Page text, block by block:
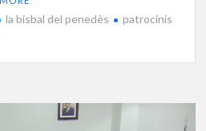
la bisbal del penedès
patrocinis